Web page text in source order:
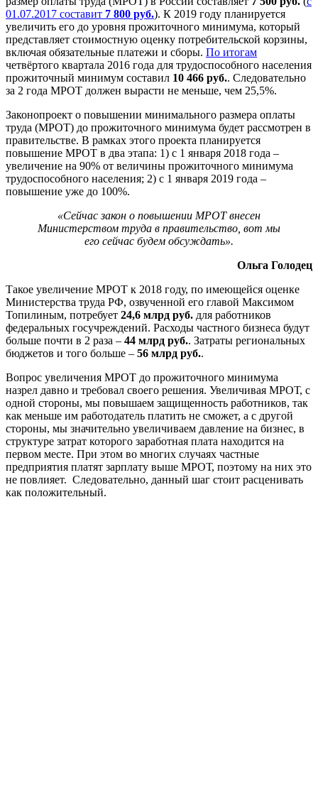
01.07.2017 составит 7 800 руб.). К 2019 году планируется
увеличить его до уровня прожиточного минимума, который
представляет стоимостную оценку потребительской корзины,
включая обязательные платежи и сборы. По итогам
четвёртого квартала 2016 года для трудоспособного населения
прожиточный минимум составил 10 466 руб.. Следовательно
за 2 года МРОТ должен вырасти не меньше, чем 25,5%.
Законопроект о повышении минимального размера оплаты
труда (МРОТ) до прожиточного минимума будет рассмотрен в
правительстве. В рамках этого проекта планируется
повышение МРОТ в два этапа: 1) с 1 января 2018 года –
увеличение на 90% от величины прожиточного минимума
трудоспособного населения; 2) с 1 января 2019 года –
повышение уже до 100%.
«Сейчас закон о повышении МРОТ внесен
Министерством труда в правительство, вот мы
его сейчас будем обсуждать».
Ольга Голодец
Такое увеличение МРОТ к 2018 году, по имеющейся оценке
Министерства труда РФ, озвученной его главой Максимом
Топилиным, потребует 24,6 млрд руб. для работников
федеральных госучреждений. Расходы частного бизнеса будут
больше почти в 2 раза – 44 млрд руб.. Затраты региональных
бюджетов и того больше – 56 млрд руб..
Вопрос увеличения МРОТ до прожиточного минимума
назрел давно и требовал своего решения. Увеличивая МРОТ, с
одной стороны, мы повышаем защищенность работников, так
как меньше им работодатель платить не сможет, а с другой
стороны, мы значительно увеличиваем давление на бизнес, в
структуре затрат которого заработная плата находится на
первом месте. При этом во многих случаях частные
предприятия платят зарплату выше МРОТ, поэтому на них это
не повлияет. Следовательно, данный шаг стоит расценивать
как положительный.